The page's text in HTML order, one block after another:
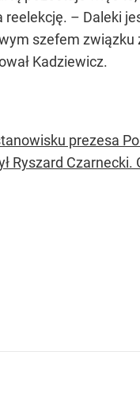
– Daleki
szefem związku
Kadziewicz.
prezesa
Czarnecki.